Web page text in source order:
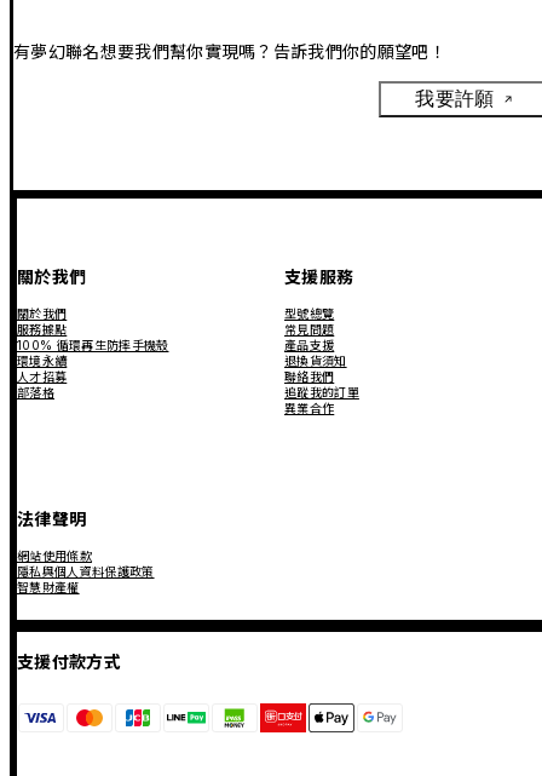
有夢幻聯名想要我們幫你實現嗎？告訴我們你的願望吧！
我要許願
關於我們
關於我們
服務據點
100% 循環再生防摔手機殼
環境永續
人才招募
部落格
支援服務
型號總覽
常見問題
產品支援
退換貨須知
聯絡我們
追蹤我的訂單
異業合作
法律聲明
網站使用條款
隱私與個人資料保護政策
智慧財產權
支援付款方式